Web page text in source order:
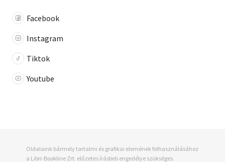
Facebook
Instagram
Tiktok
Youtube
Oldalaink bármely tartalmi és grafikai elemének felhasználásához
a Libri-Bookline Zrt. előzetes írásbeli engedélye szükséges.